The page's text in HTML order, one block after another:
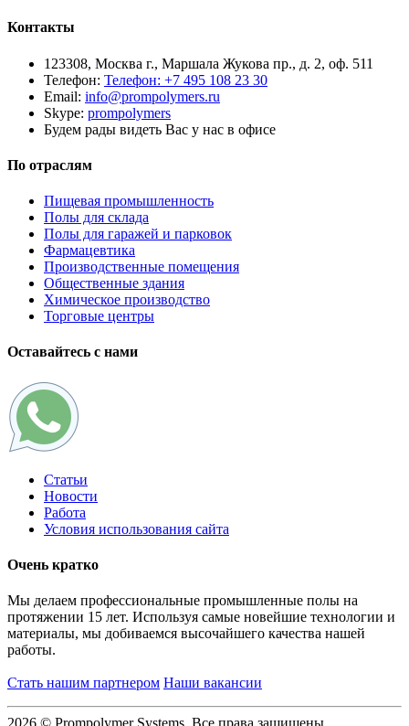
Контакты
123308, Москва г., Маршала Жукова пр., д. 2, оф. 511
Телефон: Телефон: +7 495 108 23 30
Email: info@prompolymers.ru
Skype: prompolymers
Будем рады видеть Вас у нас в офисе
По отраслям
Пищевая промышленность
Полы для склада
Полы для гаражей и парковок
Фармацевтика
Производственные помещения
Общественные здания
Химическое производство
Торговые центры
Оставайтесь с нами
Статьи
Новости
Работа
Условия использования сайта
Очень кратко
Мы делаем профессиональные промышленные полы на
протяжении 15 лет. Используя самые новейшие технологии и
материалы, мы добиваемся высочайшего качества нашей
работы.
Стать нашим партнером Наши вакансии